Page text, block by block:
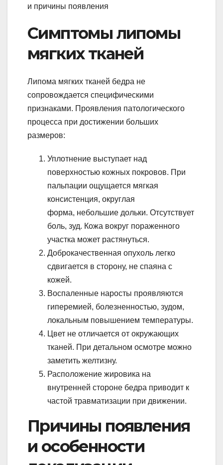
Симптомы липомы
мягких тканей
Липома мягких тканей бедра не
сопровождается специфическими
признаками. Проявления патологического
процесса при достижении больших
размеров:
Уплотнение выступает над
поверхностью кожных покровов. При
пальпации ощущается мягкая
консистенция, округлая
форма, небольшие дольки. Отсутствует
боль, зуд. Кожа вокруг пораженного
участка может растянуться.
Доброкачественная опухоль легко
сдвигается в сторону, не спаяна с
кожей.
Воспаленные наросты проявляются
гиперемией, болезненностью, зудом,
локальным повышением температуры.
Цвет не отличается от окружающих
тканей. При детальном осмотре можно
заметить желтизну.
Расположение жировика на
внутренней стороне бедра приводит к
частой травматизации при движении.
Причины появления
и особенности